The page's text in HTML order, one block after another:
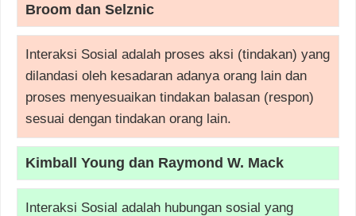
Broom dan Selznic
Interaksi Sosial adalah proses aksi (tindakan) yang
dilandasi oleh kesadaran adanya orang lain dan
proses menyesuaikan tindakan balasan (respon)
sesuai dengan tindakan orang lain.
Kimball Young dan Raymond W. Mack
Interaksi Sosial adalah hubungan sosial yang